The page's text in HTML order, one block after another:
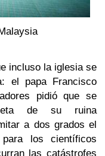
incluso la iglesia se
el papa Francisco
pidió que se
de su ruina
a dos grados el
los científicos
las catástrofes